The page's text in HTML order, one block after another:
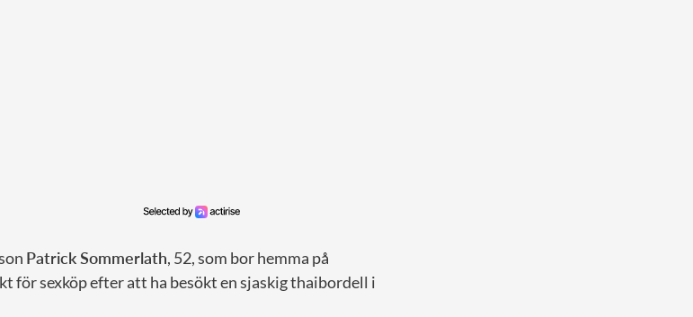
Patrick Sommerlath, 52, som bor hemma på
för sexköp efter att ha besökt en sjaskig thaibordell i